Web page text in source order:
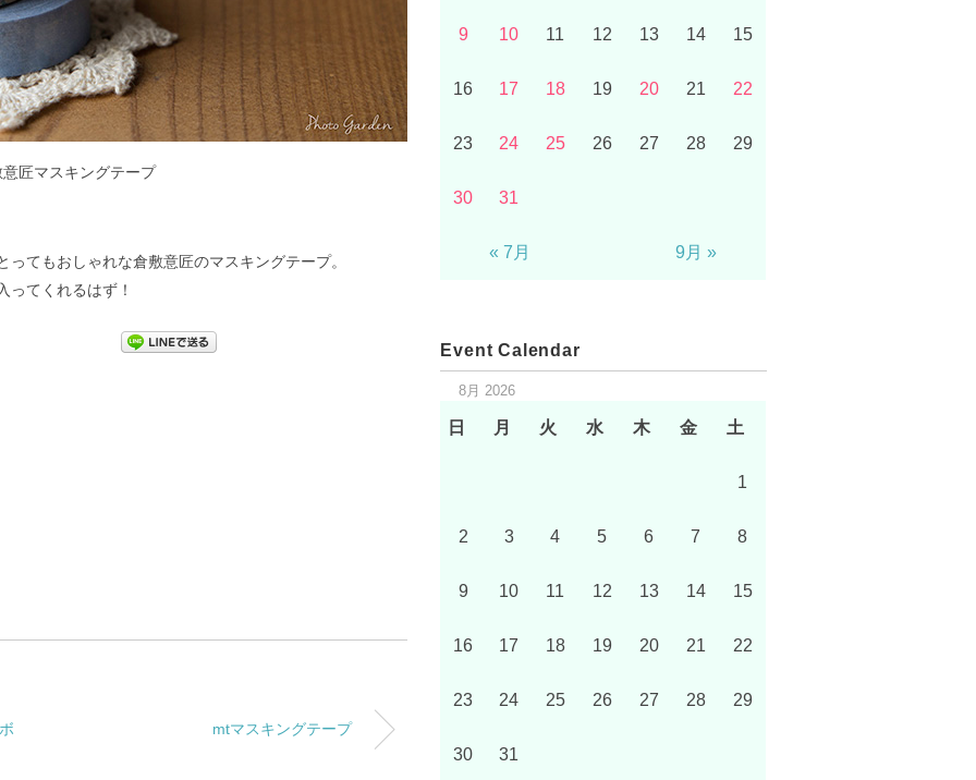
匠マスキングテープ
てもおしゃれな倉敷意匠のマスキングテープ。
ってくれるはず！
mtマスキングテープ
9 10 11 12 13 14 15
16 17 18 19 20 21 22
23 24 25 26 27 28 29
30 31
« 7月 9月 »
Event Calendar
8月 2026
日 月 火 水 木 金 土
1
2 3 4 5 6 7 8
9 10 11 12 13 14 15
16 17 18 19 20 21 22
23 24 25 26 27 28 29
30 31